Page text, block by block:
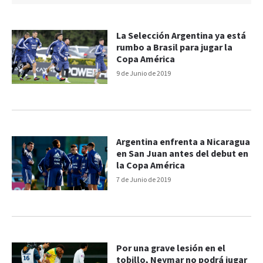
9 de Junio de 2019
La Selección Argentina ya está
rumbo a Brasil para jugar la
Copa América
7 de Junio de 2019
Argentina enfrenta a Nicaragua
en San Juan antes del debut en
la Copa América
Por una grave lesión en el
tobillo, Neymar no podrá jugar